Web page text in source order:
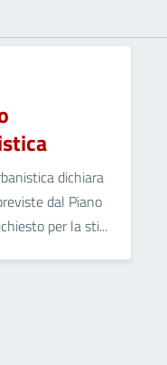
dichiara
dal Piano
per la sti...